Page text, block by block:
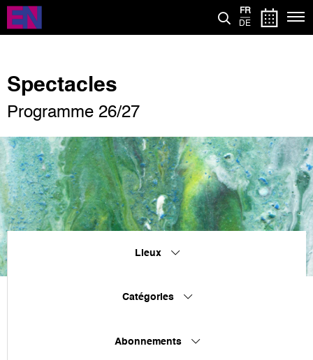
Aller
contenu
FR
DE
Spectacles
Programme 26/27
Lieux
Catégories
Abonnements